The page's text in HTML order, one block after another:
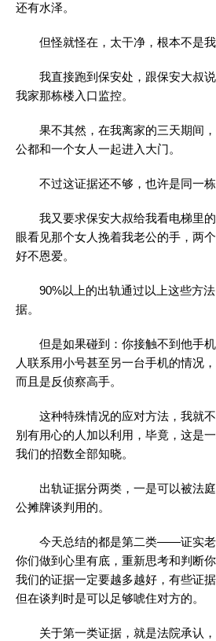
还有水泽。
但怪就怪在，太干净，根本不是我
我直接跑到保安处，跟保安大叔
我家那栋楼入口监控。
果不其然，在我离家的三天期间
公都和一个女人一起进入大门。
不过这证据还不够，也许是同一栋
我又要求保安大叔给我看电梯里
眼看见那个女人挽着我老公的手，两
好不恩爱。
90%以上的出轨通过以上这些方
据。
但是如果碰到：你接触不到他手
人联系用小号甚至另一台手机的情况
而且是反侦察高手。
这种特殊情况的应对方法，我就
别有用心的人加以利用，毕竟，这是
我们的招数全部知晓。
出轨证据分两类，一是可以被法
公摊牌谈判用的。
今天总结的都是第二类——证实
你们做到心里有底，重新思考和判断
我们的证据一定要越多越好，有些证
但在谈判时是可以足够唬住对方的。
关于第一类证据，就是法院承认